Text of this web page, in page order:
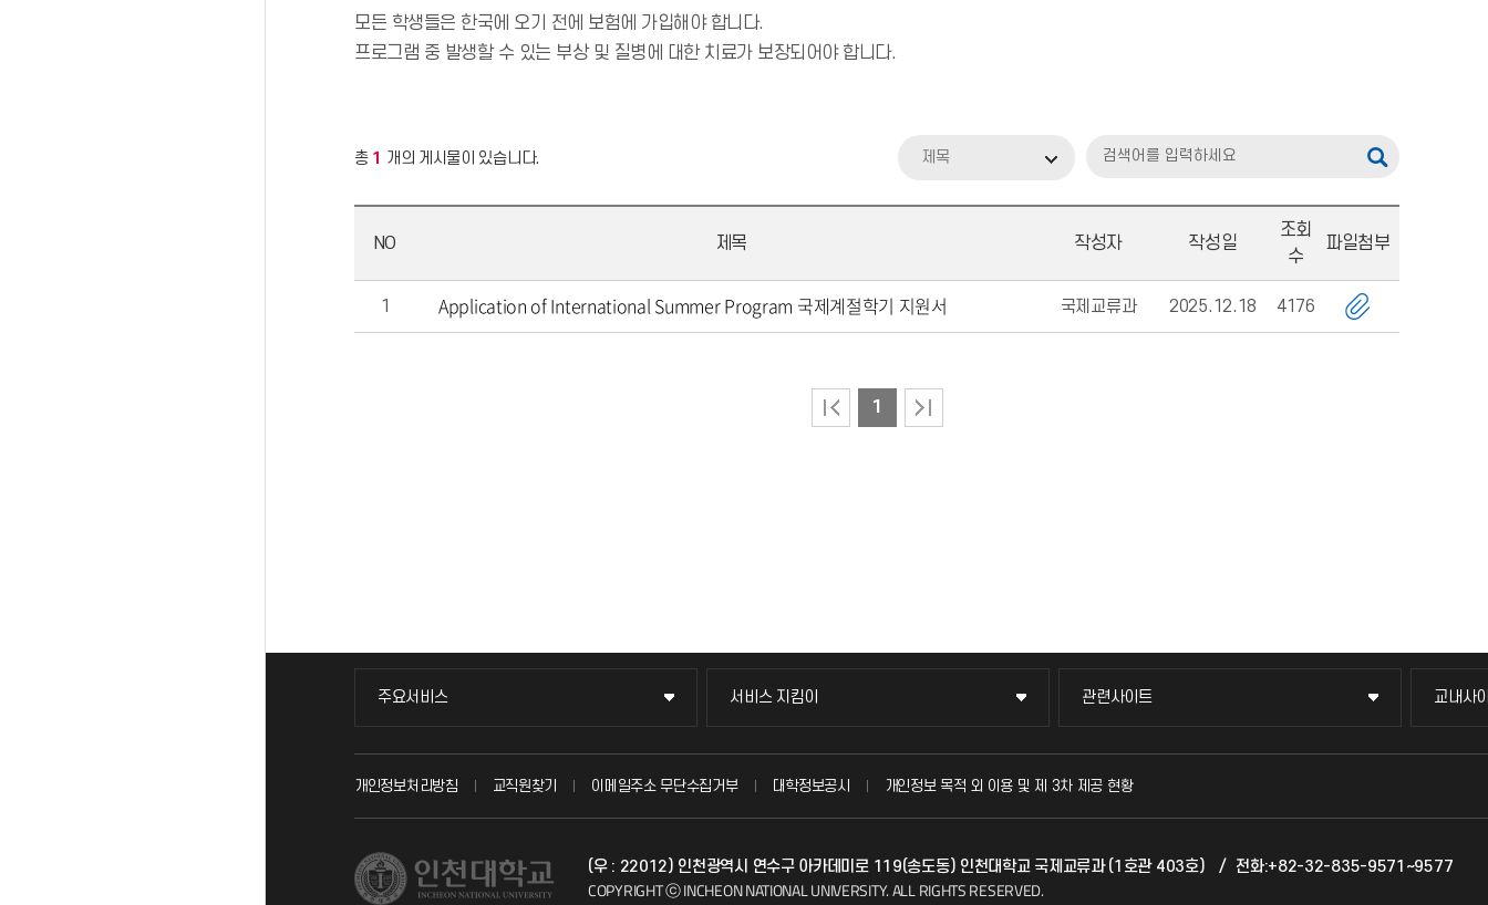
모든 학생들은 한국에 오기 전에 보험에 가입해야 합니다.
프로그램 중 발생할 수 있는 부상 및 질병에 대한 치료가 보장되어야 합니다.
총 1 개의 게시물이 있습니다. 제목
NO 제목 작성자 작성일
조회
수
파일첨부
1 Application of International Summer Program 국제계절학기 지원서 국제교류과 2025.12.18 4176
1
주요서비스
주요서비스
교무회의방송
시설예약
서비스 지킴이
서비스 지킴이
묻고 답하기
자주 묻는 질문(FAQ)
관련사이트
관련사이트
국방헬프콜
산학협력단
교내사
교내사
교수회
국제교
개인정보처리방침 교직원찾기 이메일주소 무단수집거부 대학정보공시 개인정보 목적 외 이용 및 제 3차 제공 현황
(우 : 22012) 인천광역시 연수구 아카데미로 119(송도동) 인천대학교 국제교류과 (1호관 403호) / 전화:+82-32-835-9571~9577
COPYRIGHT ⓒ INCHEON NATIONAL UNIVERSITY.ALL RIGHTS RESERVED.